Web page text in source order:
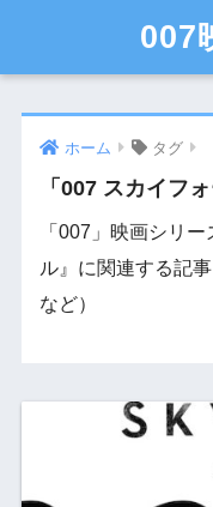
007
ホーム タグ
「007 スカイフ
「007」映画シリ
ル』に関連する記
など）